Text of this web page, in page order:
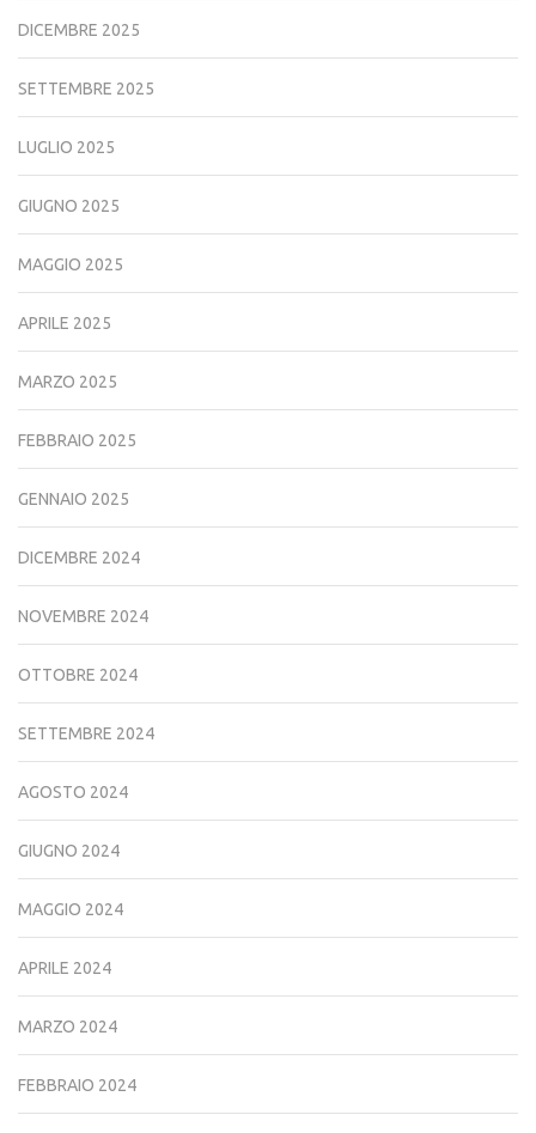
DICEMBRE 2025
SETTEMBRE 2025
LUGLIO 2025
GIUGNO 2025
MAGGIO 2025
APRILE 2025
MARZO 2025
FEBBRAIO 2025
GENNAIO 2025
DICEMBRE 2024
NOVEMBRE 2024
OTTOBRE 2024
SETTEMBRE 2024
AGOSTO 2024
GIUGNO 2024
MAGGIO 2024
APRILE 2024
MARZO 2024
FEBBRAIO 2024